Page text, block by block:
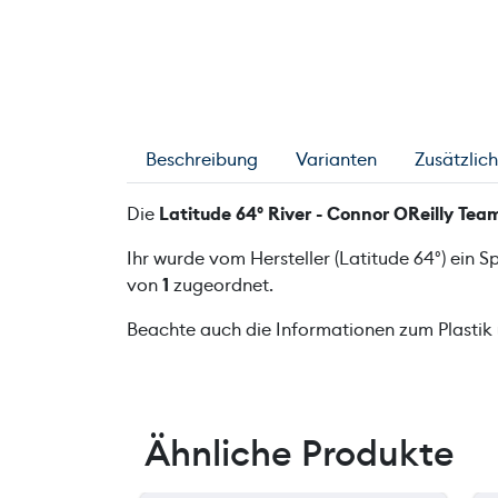
Beschreibung Varianten
Die Latitude 64° River - Connor OReilly
Ihr wurde vom Hersteller (Latitude 64°) ein
von1 zugeordnet.
Beachte auch die Informationen zum Plastik
Ähnliche Produkte